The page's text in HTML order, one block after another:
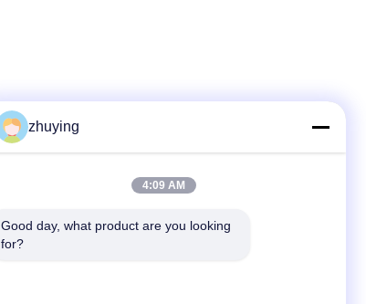
tel
zhuying
4:09 AM
Good day, what product are you looking
for?